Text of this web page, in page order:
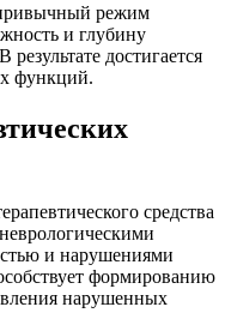
режим
и глубину
достигается
функций.
средства
и нарушениями
формированию
нарушенных